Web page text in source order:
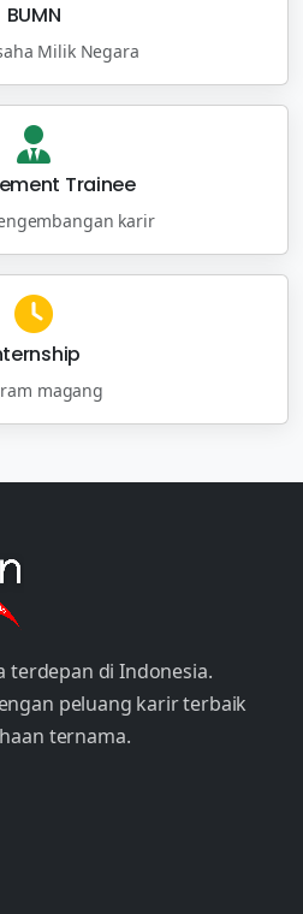
BUMN
Milik Negara
Trainee
karir
magang
terdepan di Indonesia.
peluang karir terbaik
ternama.